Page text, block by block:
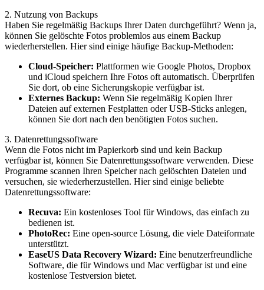
2. Nutzung von Backups
Haben Sie regelmäßig Backups Ihrer Daten durchgeführt? Wenn ja,
können Sie gelöschte Fotos problemlos aus einem Backup
wiederherstellen. Hier sind einige häufige Backup-Methoden:
Cloud-Speicher: Plattformen wie Google Photos, Dropbox
und iCloud speichern Ihre Fotos oft automatisch. Überprüfen
Sie dort, ob eine Sicherungskopie verfügbar ist.
Externes Backup: Wenn Sie regelmäßig Kopien Ihrer
Dateien auf externen Festplatten oder USB-Sticks anlegen,
können Sie dort nach den benötigten Fotos suchen.
3. Datenrettungssoftware
Wenn die Fotos nicht im Papierkorb sind und kein Backup
verfügbar ist, können Sie Datenrettungssoftware verwenden. Diese
Programme scannen Ihren Speicher nach gelöschten Dateien und
versuchen, sie wiederherzustellen. Hier sind einige beliebte
Datenrettungssoftware:
Recuva: Ein kostenloses Tool für Windows, das einfach zu
bedienen ist.
PhotoRec: Eine open-source Lösung, die viele Dateiformate
unterstützt.
EaseUS Data Recovery Wizard: Eine benutzerfreundliche
Software, die für Windows und Mac verfügbar ist und eine
kostenlose Testversion bietet.